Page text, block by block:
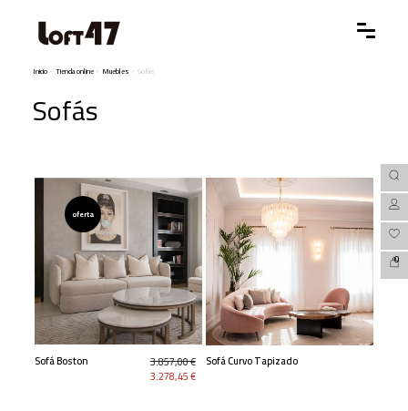
0
Inicio- Tienda online- Muebles - Sofás
Sofás
oferta
Sofá Boston
3.857,00 €
3.278,45 €
Sofá Curvo Tapizado